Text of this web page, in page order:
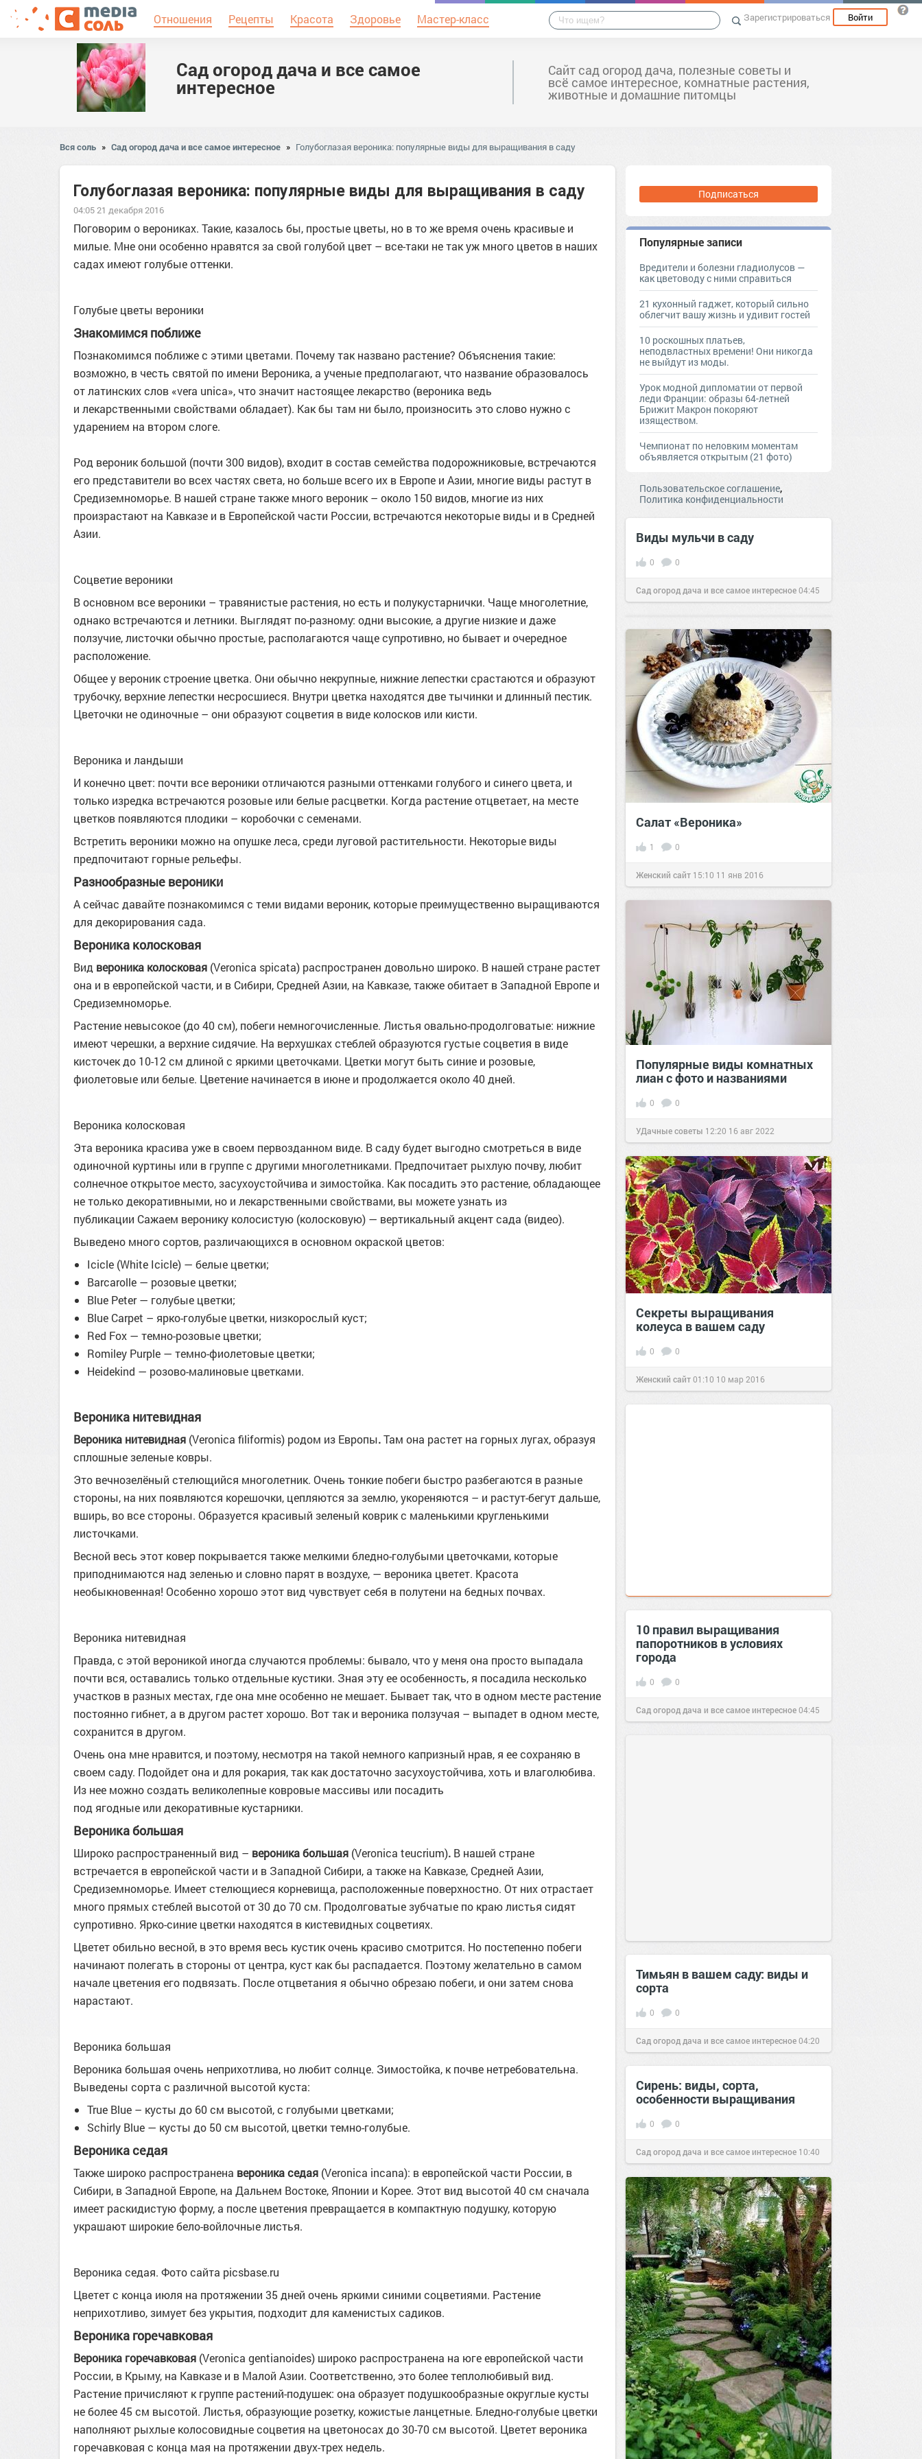
Отношения Рецепты Красота Здоровье Мастер-класс Зарегистрироваться Войти
Сад огород дача и все самое
интересное
Сайт сад огород дача, полезные советы и
всё самое интересное, комнатные растения,
животные и домашние питомцы
Вся соль » Сад огород дача и все самое интересное » Голубоглазая вероника: популярные виды для выращивания в саду
Голубоглазая вероника: популярные виды для выращивания в саду
04:05 21 декабря 2016
Поговорим о верониках. Такие, казалось бы, простые цветы, но в то же время очень красивые и
милые. Мне они особенно нравятся за свой голубой цвет – все-таки не так уж много цветов в наших
садах имеют голубые оттенки.
Голубые цветы вероники
Знакомимся поближе
Познакомимся поближе с этими цветами. Почему так названо растение? Объяснения такие:
возможно, в честь святой по имени Вероника, а ученые предполагают, что название образовалось
от латинских слов «vera unica», что значит настоящее лекарство (вероника ведь
и лекарственными свойствами обладает). Как бы там ни было, произносить это слово нужно с
ударением на втором слоге.
Род вероник большой (почти 300 видов), входит в состав семейства подорожниковые, встречаются
его представители во всех частях света, но больше всего их в Европе и Азии, многие виды растут в
Средиземноморье. В нашей стране также много вероник – около 150 видов, многие из них
произрастают на Кавказе и в Европейской части России, встречаются некоторые виды и в Средней
Азии.
Соцветие вероники
В основном все вероники – травянистые растения, но есть и полукустарнички. Чаще многолетние,
однако встречаются и летники. Выглядят по-разному: одни высокие, а другие низкие и даже
ползучие, листочки обычно простые, располагаются чаще супротивно, но бывает и очередное
расположение.
Общее у вероник строение цветка. Они обычно некрупные, нижние лепестки срастаются и образуют
трубочку, верхние лепестки несросшиеся. Внутри цветка находятся две тычинки и длинный пестик.
Цветочки не одиночные – они образуют соцветия в виде колосков или кисти.
Вероника и ландыши
И конечно цвет: почти все вероники отличаются разными оттенками голубого и синего цвета, и
только изредка встречаются розовые или белые расцветки. Когда растение отцветает, на месте
цветков появляются плодики – коробочки с семенами.
Встретить вероники можно на опушке леса, среди луговой растительности. Некоторые виды
предпочитают горные рельефы.
Разнообразные вероники
А сейчас давайте познакомимся с теми видами вероник, которые преимущественно выращиваются
для декорирования сада.
Вероника колосковая
Вид вероника колосковая (Veronica spicata) распространен довольно широко. В нашей стране растет
она и в европейской части, и в Сибири, Средней Азии, на Кавказе, также обитает в Западной Европе и
Средиземноморье.
Растение невысокое (до 40 см), побеги немногочисленные. Листья овально-продолговатые: нижние
имеют черешки, а верхние сидячие. На верхушках стеблей образуются густые соцветия в виде
кисточек до 10-12 см длиной с яркими цветочками. Цветки могут быть синие и розовые,
фиолетовые или белые. Цветение начинается в июне и продолжается около 40 дней.
Вероника колосковая
Эта вероника красива уже в своем первозданном виде. В саду будет выгодно смотреться в виде
одиночной куртины или в группе с другими многолетниками. Предпочитает рыхлую почву, любит
солнечное открытое место, засухоустойчива и зимостойка. Как посадить это растение, обладающее
не только декоративными, но и лекарственными свойствами, вы можете узнать из
публикации Сажаем веронику колосистую (колосковую) — вертикальный акцент сада (видео).
Выведено много сортов, различающихся в основном окраской цветов:
Icicle (White Icicle) — белые цветки;
Barcarolle — розовые цветки;
Blue Peter — голубые цветки;
Blue Carpet – ярко-голубые цветки, низкорослый куст;
Red Fox — темно-розовые цветки;
Romiley Purple — темно-фиолетовые цветки;
Heidekind — розово-малиновые цветками.
Вероника нитевидная
Вероника нитевидная (Veronica filiformis) родом из Европы.Там она растет на горных лугах, образуя
сплошные зеленые ковры.
Это вечнозелёный стелющийся многолетник. Очень тонкие побеги быстро разбегаются в разные
стороны, на них появляются корешочки, цепляются за землю, укореняются – и растут-бегут дальше,
вширь, во все стороны. Образуется красивый зеленый коврик с маленькими кругленькими
листочками.
Весной весь этот ковер покрывается также мелкими бледно-голубыми цветочками, которые
приподнимаются над зеленью и словно парят в воздухе, — вероника цветет. Красота
необыкновенная! Особенно хорошо этот вид чувствует себя в полутени на бедных почвах.
Вероника нитевидная
Правда, с этой вероникой иногда случаются проблемы: бывало, что у меня она просто выпадала
почти вся, оставались только отдельные кустики. Зная эту ее особенность, я посадила несколько
участков в разных местах, где она мне особенно не мешает. Бывает так, что в одном месте растение
постоянно гибнет, а в другом растет хорошо. Вот так и вероника ползучая – выпадет в одном месте,
сохранится в другом.
Очень она мне нравится, и поэтому, несмотря на такой немного капризный нрав, я ее сохраняю в
своем саду. Подойдет она и для рокария, так как достаточно засухоустойчива, хоть и влаголюбива.
Из нее можно создать великолепные ковровые массивы или посадить
под ягодные или декоративные кустарники.
Вероника большая
Широко распространенный вид – вероника большая (Veronica teucrium). В нашей стране
встречается в европейской части и в Западной Сибири, а также на Кавказе, Средней Азии,
Средиземноморье. Имеет стелющиеся корневища, расположенные поверхностно. От них отрастает
много прямых стеблей высотой от 30 до 70 см. Продолговатые зубчатые по краю листья сидят
супротивно. Ярко-синие цветки находятся в кистевидных соцветиях.
Цветет обильно весной, в это время весь кустик очень красиво смотрится. Но постепенно побеги
начинают полегать в стороны от центра, куст как бы распадается. Поэтому желательно в самом
начале цветения его подвязать. После отцветания я обычно обрезаю побеги, и они затем снова
нарастают.
Вероника большая
Вероника большая очень неприхотлива, но любит солнце. Зимостойка, к почве нетребовательна.
Выведены сорта с различной высотой куста:
True Blue – кусты до 60 см высотой, с голубыми цветками;
Schirly Blue — кусты до 50 см высотой, цветки темно-голубые.
Вероника седая
Также широко распространена вероника седая (Verоnica incаna): в европейской части России, в
Сибири, в Западной Европе, на Дальнем Востоке, Японии и Корее. Этот вид высотой 40 см сначала
имеет раскидистую форму, а после цветения превращается в компактную подушку, которую
украшают широкие бело-войлочные листья.
Вероника седая. Фото сайта picsbase.ru
Цветет с конца июля на протяжении 35 дней очень яркими синими соцветиями. Растение
неприхотливо, зимует без укрытия, подходит для каменистых садиков.
Вероника горечавковая
Вероника горечавковая (Veronica gentianoides) широко распространена на юге европейской части
России, в Крыму, на Кавказе и в Малой Азии. Соответственно, это более теплолюбивый вид.
Растение причисляют к группе растений-подушек: она образует подушкообразные округлые кусты
не более 45 см высотой. Листья, образующие розетку, кожистые ланцетные. Бледно-голубые цветки
наполняют рыхлые колосовидные соцветия на цветоносах до 30-70 см высотой. Цветет вероника
горечавковая с конца мая на протяжении двух-трех недель.
Подписаться
Популярные записи
Вредители и болезни гладиолусов —
как цветоводу с ними справиться
21 кухонный гаджет, который сильно
облегчит вашу жизнь и удивит гостей
10 роскошных платьев,
неподвластных времени! Они никогда
не выйдут из моды.
Урок модной дипломатии от первой
леди Франции: образы 64-летней
Брижит Макрон покоряют
изяществом.
Чемпионат по неловким моментам
объявляется открытым (21 фото)
Пользовательское соглашение,
Политика конфиденциальности
Виды мульчи в саду
0 0
Сад огород дача и все самое интересное04:45
Салат «Вероника»
1 0
Женский сайт 15:10 11 янв 2016
Популярные виды комнатных
лиан с фото и названиями
0 0
УДачные советы 12:20 16 авг 2022
Секреты выращивания
колеуса в вашем саду
0 0
Женский сайт01:10 10 мар 2016
10 правил выращивания
папоротников в условиях
города
0 0
Сад огород дача и все самое интересное04:45
Тимьян в вашем саду: виды и
сорта
0 0
Сад огород дача и все самое интересное04:20
08 янв 2017
Сирень: виды, сорта,
особенности выращивания
0 0
Сад огород дача и все самое интересное 10:40
01 окт 2016